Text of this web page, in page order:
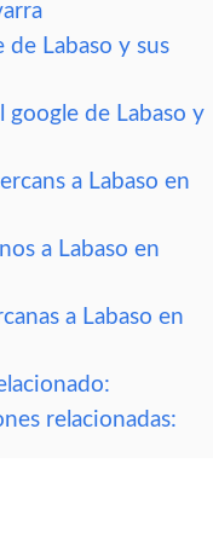
de Labaso y sus
google de Labaso y
a Labaso en
a Labaso en
a Labaso en
relacionadas: